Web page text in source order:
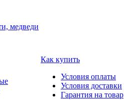
медведи
Как купить
Условия оплаты
Условия доставки
Гарантия на товар